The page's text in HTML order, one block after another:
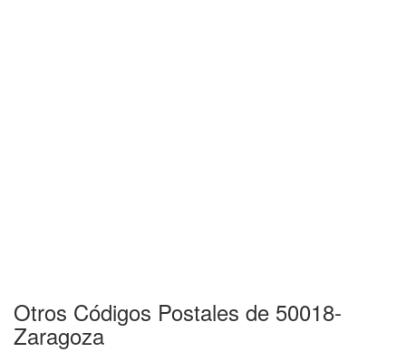
Otros Códigos Postales de 50018-
Zaragoza